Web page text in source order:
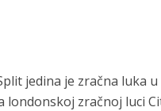
jedina je zračna luka
londonskoj zračnoj luci